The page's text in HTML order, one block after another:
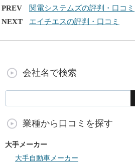
PREV
関電システムズの評判・口コミ
NEXT
エイチエスの評判・口コミ
会社名で検索
業種から口コミを探す
大手メーカー
大手自動車メーカー